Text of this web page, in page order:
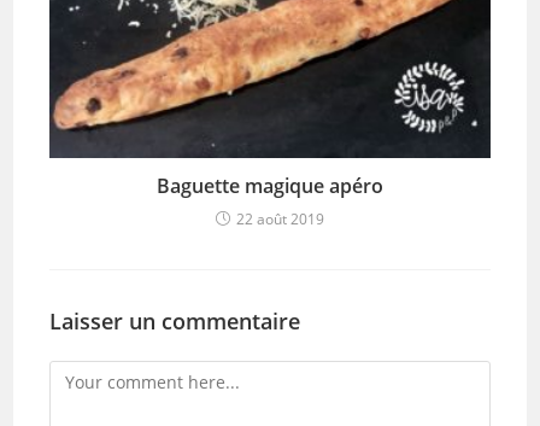
Baguette magique apéro
22 août 2019
Laisser un commentaire